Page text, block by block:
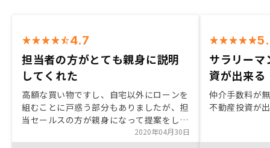
4.7
担当者の方がとても親身に説明
してくれた
高額な買い物ですし、自宅以外にローンを
組むことに戸惑う部分もありましたが、担
当セールスの方が親身になって提案をして
くれて、購入の決心がつきました。月々の
負担はありますが、老後資金・生命保険の
2020年04月30日
サラリーマ
資が出来る
仲介手数料が
不動産投資が